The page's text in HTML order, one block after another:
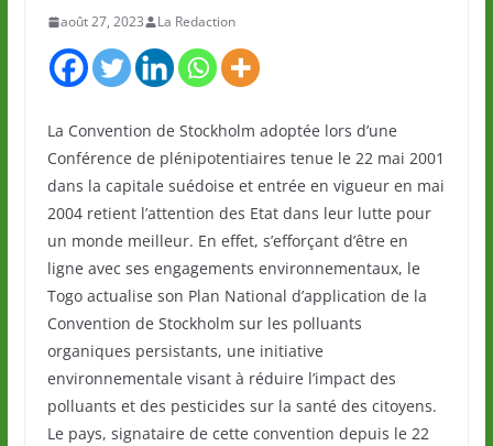
août 27, 2023 La Redaction
La Convention de Stockholm adoptée lors d’une
Conférence de plénipotentiaires tenue le 22 mai 2001
dans la capitale suédoise et entrée en vigueur en mai
2004 retient l’attention des Etat dans leur lutte pour
un monde meilleur. En effet, s’efforçant d’être en
ligne avec ses engagements environnementaux, le
Togo actualise son Plan National d’application de la
Convention de Stockholm sur les polluants
organiques persistants, une initiative
environnementale visant à réduire l’impact des
polluants et des pesticides sur la santé des citoyens.
Le pays, signataire de cette convention depuis le 22